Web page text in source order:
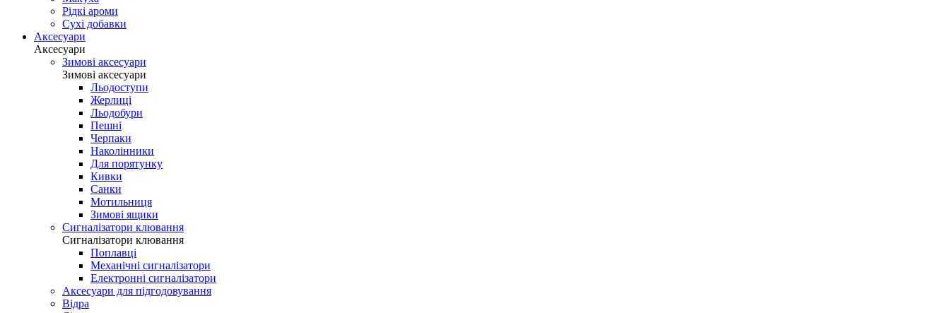
Рідкі ароми
Сухі добавки
Аксесуари
Аксесуари
Зимові аксесуари
Зимові аксесуари
Льодоступи
Жерлиці
Льодобури
Пешні
Черпаки
Наколінники
Для порятунку
Кивки
Санки
Мотильниця
Зимові ящики
Сигналізатори клювання
Сигналізатори клювання
Поплавці
Механічні сигналізатори
Електронні сигналізатори
Аксесуари для підгодовування
Відра